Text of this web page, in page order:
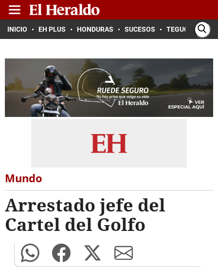
INICIO EH PLUS HONDURAS SUCESOS TEGUCIGALPA
Mundo
Arrestado jefe del
Cartel del Golfo